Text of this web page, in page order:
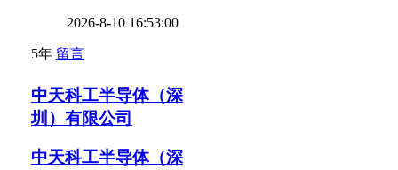
2026-8-10 16:53:00
5年 留言
中天科工半导体（深
圳）有限公司
中天科工半导体（深